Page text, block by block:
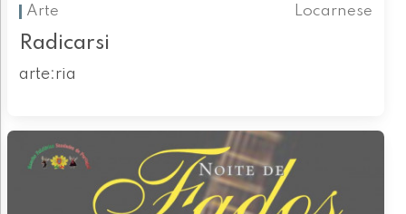
Arte
Locarnese
Radicarsi
arte:ria